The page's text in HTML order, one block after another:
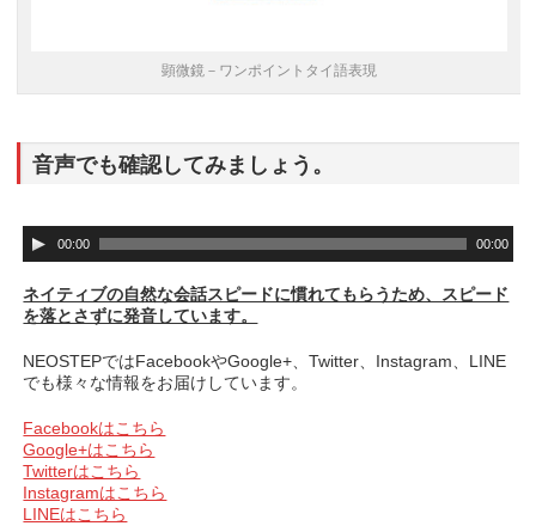
顕微鏡－ワンポイントタイ語表現
音声でも確認してみましょう。
音
声
レ
ー
ー
00:00 00:00
ネイティブの自然な会話スピードに慣れてもらうため、スピード
を落とさずに発音しています。
NEOSTEPではFacebookやGoogle+、Twitter、Instagram、LINE
でも様々な情報をお届けしています。
Facebookはこちら
Google+はこちら
Twitterはこちら
Instagramはこちら
LINEはこちら